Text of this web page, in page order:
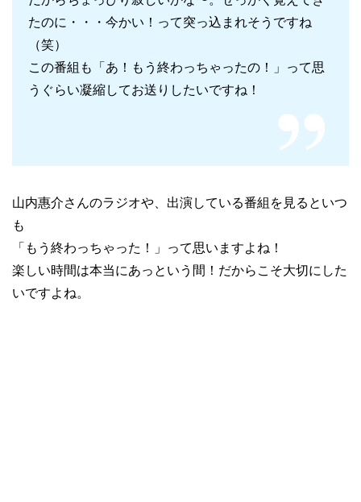
たのに・・・今かい！って突っ込まれそうですね
（笑）
この番組も「あ！もう終わっちゃったの！」って思
うぐらい凝縮してお送りしたいですね！
山内惠介さんのラジオや、出演している番組を見るといつ
も
「もう終わっちゃった！」って思いますよね！
楽しい時間は本当にあっという間！だからこそ大切にした
いですよね。